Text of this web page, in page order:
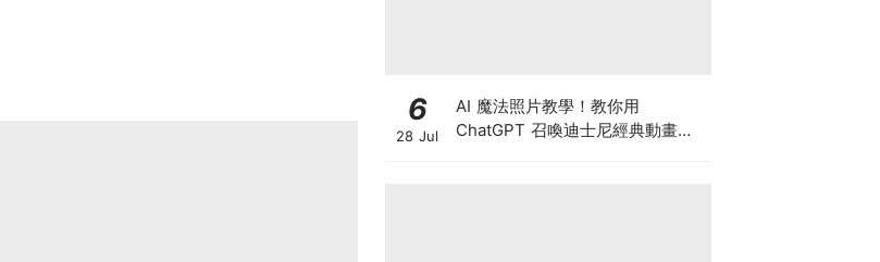
6
28 Jul
AI 魔法照片教學！教你用
ChatGPT 召喚迪士尼經典動畫，